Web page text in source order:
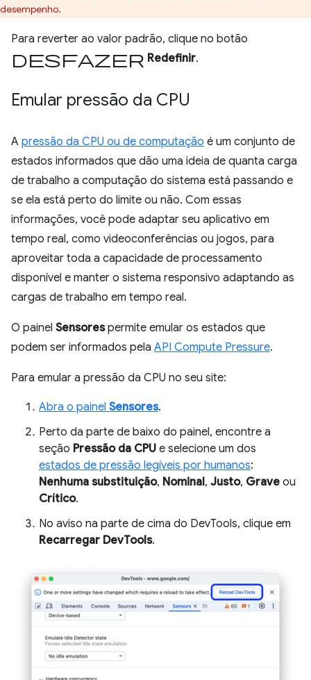
desempenho.
Para reverter ao valor padrão, clique no botão
desfazer Redefinir.
Emular pressão da CPU
A pressão da CPU ou de computação é um conjunto de
estados informados que dão uma ideia de quanta carga
de trabalho a computação do sistema está passando e
se ela está perto do limite ou não. Com essas
informações, você pode adaptar seu aplicativo em
tempo real, como videoconferências ou jogos, para
aproveitar toda a capacidade de processamento
disponível e manter o sistema responsivo adaptando as
cargas de trabalho em tempo real.
O painel Sensorespermite emular os estados que
podem ser informados pela API Compute Pressure.
Para emular a pressão da CPU no seu site:
Abra o painel Sensores.
Perto da parte de baixo do painel, encontre a
seção Pressão da CPU e selecione um dos
estados de pressão legíveis por humanos:
Nenhuma substituição, Nominal, Justo, Grave ou
Crítico.
No aviso na parte de cima do DevTools, clique em
Recarregar DevTools.